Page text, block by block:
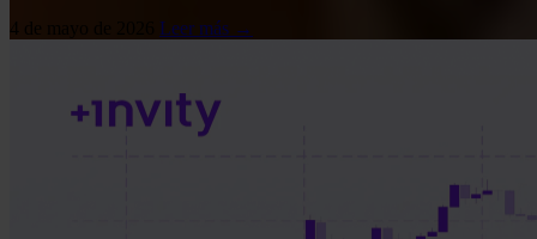
4 de mayo de 2026 Leer más →